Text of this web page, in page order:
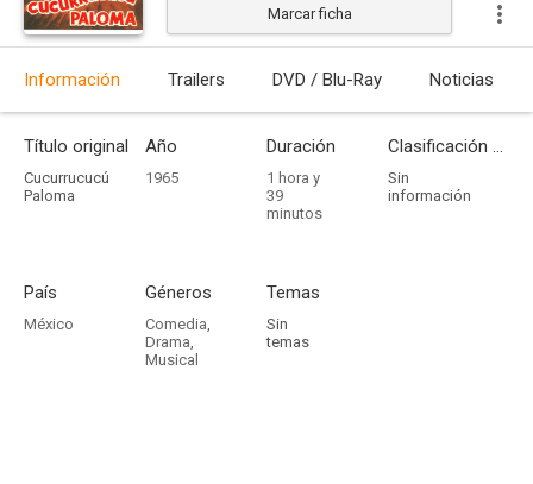
Marcar ficha
Información Trailers DVD / Blu-Ray Noticias
Título original
Cucurrucucú
Paloma
Año
1965
Duración
1 hora y
39
minutos
Clasificación por edades
Sin
información
País
México
Géneros
Comedia,
Drama,
Musical
Temas
Sin
temas